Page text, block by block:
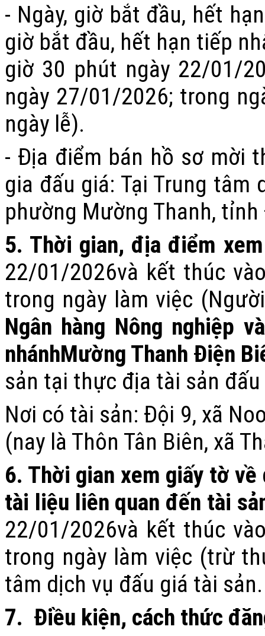
- Ngày, giờ bắt đầu, hết
giờ bắt đầu, hết hạn tiếp
giờ 30 phút ngày 22/01/
ngày 27/01/2026; trong
ngày lễ).
- Địa điểm bán hồ sơ mời
gia đấu giá: Tại Trung tâm
phường Mường Thanh,
5. Thời gian, địa điểm
22/01/2026và kết thúc
trong ngày làm việc (
Ngân hàng Nông nghiệp
nhánhMường Thanh Điện
sản tại thực địa tài sản
Nơi có tài sản: Đội 9, xã
(nay là Thôn Tân Biên, xã
6. Thời gian xem giấy tờ
tài liệu liên quan đến tài
22/01/2026và kết thúc
trong ngày làm việc (trừ
tâm dịch vụ đấu giá tài sản.
7. Điều kiện, cách thức